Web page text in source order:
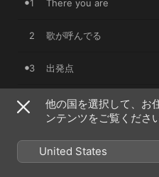
1 There you are
2 歌が呼んでる
3 出発点
4 Kissがいいの
6 翼があるなら
他の国を選択して、お
ンテンツをご覧くださ
United States